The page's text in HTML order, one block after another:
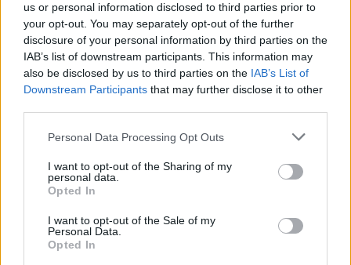
us or personal information disclosed to third parties prior to
your opt-out. You may separately opt-out of the further
disclosure of your personal information by third parties on the
IAB’s list of downstream participants. This information may
also be disclosed by us to third parties on the IAB’s List of
Downstream Participants that may further disclose it to other
Personal Data Processing Opt Outs
I want to opt-out of the Sharing of my
personal data.
Opted In
I want to opt-out of the Sale of my
Personal Data.
Opted In
да възобнови работата на въглищна
06.08.2026 / 15:30